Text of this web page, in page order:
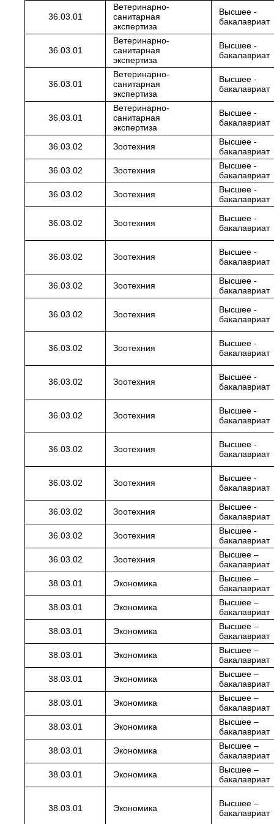
36.03.01
Ветеринарно-
санитарная
экспертиза
Высшее -
бакалавриат
36.03.01
Ветеринарно-
санитарная
экспертиза
Высшее -
бакалавриат
36.03.01
Ветеринарно-
санитарная
экспертиза
Высшее -
бакалавриат
36.03.01
Ветеринарно-
санитарная
экспертиза
Высшее -
бакалавриат
36.03.02 Зоотехния
Высшее -
бакалавриат
36.03.02
Зоотехния
Высшее -
бакалавриат
36.03.02
Зоотехния
Высшее -
бакалавриат
36.03.02 Зоотехния
Высшее -
бакалавриат
36.03.02 Зоотехния
Высшее -
бакалавриат
36.03.02 Зоотехния
Высшее -
бакалавриат
36.03.02 Зоотехния
Высшее -
бакалавриат
36.03.02 Зоотехния
Высшее -
бакалавриат
36.03.02 Зоотехния
Высшее -
бакалавриат
36.03.02 Зоотехния
Высшее -
бакалавриат
36.03.02 Зоотехния
Высшее -
бакалавриат
36.03.02 Зоотехния
Высшее -
бакалавриат
36.03.02 Зоотехния
Высшее -
бакалавриат
36.03.02
Зоотехния
Высшее -
бакалавриат
36.03.02
Зоотехния
Высшее –
бакалавриат
38.03.01
Экономика
Высшее –
бакалавриат
38.03.01
Экономика
Высшее –
бакалавриат
38.03.01
Экономика
Высшее –
бакалавриат
38.03.01
Экономика
Высшее –
бакалавриат
38.03.01
Экономика
Высшее –
бакалавриат
38.03.01
Экономика
Высшее –
бакалавриат
38.03.01
Экономика
Высшее –
бакалавриат
38.03.01
Экономика
Высшее –
бакалавриат
38.03.01
Экономика
Высшее –
бакалавриат
38.03.01 Экономика
Высшее –
бакалавриат